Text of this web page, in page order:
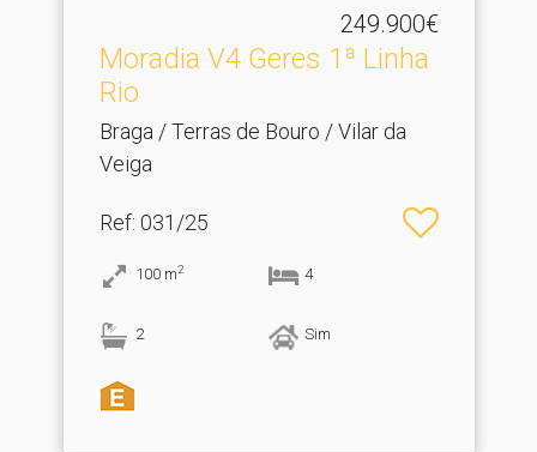
249.900€
Moradia V4 Geres 1ª Linha
Rio
Braga / Terras de Bouro / Vilar da
Veiga
Ref: 031/25
100 m2 4
2 Sim